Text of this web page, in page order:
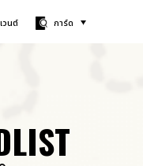
วนต์ การ์ด